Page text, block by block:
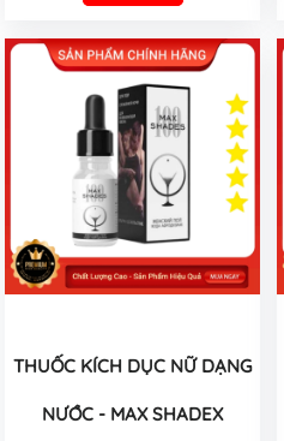
THUỐC KÍCH DỤC NỮ DẠNG
NƯỚC - MAX SHADEX